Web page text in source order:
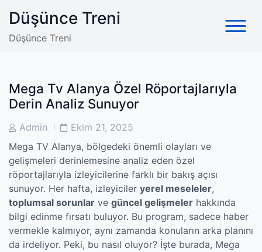
content
Düşünce Treni
Düşünce Treni
Mega Tv Alanya Özel Röportajlarıyla
Derin Analiz Sunuyor
PostAdmin
PostEkim 21, 2025
Mega TV Alanya, bölgedeki önemli olayları ve
gelişmeleri derinlemesine analiz eden özel
röportajlarıyla izleyicilerine farklı bir bakış açısı
sunuyor. Her hafta, izleyiciler yerel meseleler,
toplumsal sorunlar ve güncel gelişmeler hakkında
bilgi edinme fırsatı buluyor. Bu program, sadece haber
vermekle kalmıyor, aynı zamanda konuların arka planını
da irdeliyor. Peki, bu nasıl oluyor? İşte burada, Mega